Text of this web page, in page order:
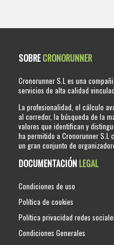
SOBRECRONORUNNER
Cronorunner S.L es una
servicios de alta calidad
La profesionalidad, el cálculo
al corredor, la búsqueda de la
valores que identifican y
ha permitido a Cronorunner S.L
un gran conjunto de
DOCUMENTACIÓNLEGAL
Condiciones de uso
Política de cookies
Política privacidad redes
Condiciones Generales